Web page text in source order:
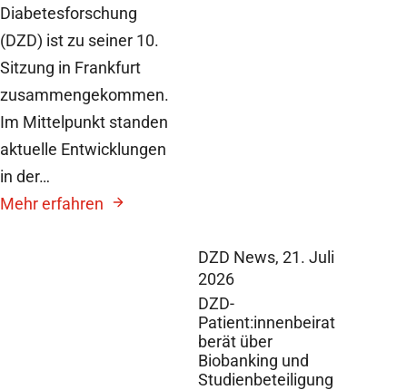
DZD News, 21. Juli
2026
DZD-
Patient:innenbeirat
berät über
Biobanking und
Studienbeteiligung
Diabetesforschung
(DZD) ist zu seiner 10.
Sitzung in Frankfurt
zusammengekommen.
Im Mittelpunkt standen
aktuelle Entwicklungen
in der…
Mehr erfahren